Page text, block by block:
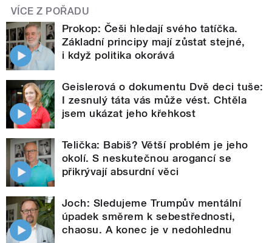
VÍCE Z POŘADU
Prokop: Češi hledají svého tatíčka.
Základní principy mají zůstat stejné,
i když politika okorává
Geislerová o dokumentu Dvě deci tuše:
I zesnulý táta vás může vést. Chtěla
jsem ukázat jeho křehkost
Telička: Babiš? Větší problém je jeho
okolí. S neskutečnou arogancí se
přikrývají absurdní věci
Joch: Sledujeme Trumpův mentální
úpadek směrem k sebestřednosti,
chaosu. A konec je v nedohlednu